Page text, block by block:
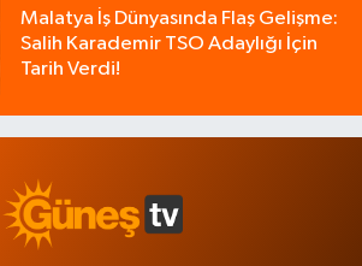
Malatya İş Dünyasında Flaş Gelişme:
Salih Karademir TSO Adaylığı İçin
Tarih Verdi!